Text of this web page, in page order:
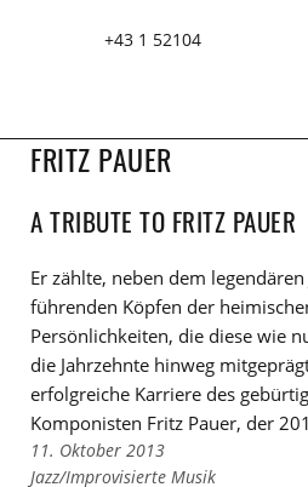
+43 1 52104
FRITZ PAUER
A TRIBUTE TO FRITZ PAUER
Er zählte, neben dem
führenden Köpfen der
Persönlichkeiten, die diese wie
die Jahrzehnte hinweg
erfolgreiche Karriere des
Komponisten Fritz Pauer, der
11. Oktober 2013
Links
Jazz/Improvisierte Musik